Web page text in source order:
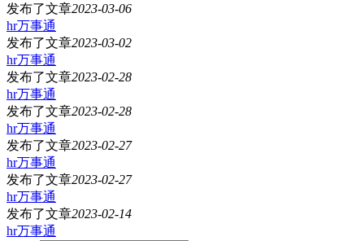
发布了文章2023-03-06
hr万事通
发布了文章2023-03-02
hr万事通
发布了文章2023-02-28
hr万事通
发布了文章2023-02-28
hr万事通
发布了文章2023-02-27
hr万事通
发布了文章2023-02-27
hr万事通
发布了文章2023-02-14
hr万事通